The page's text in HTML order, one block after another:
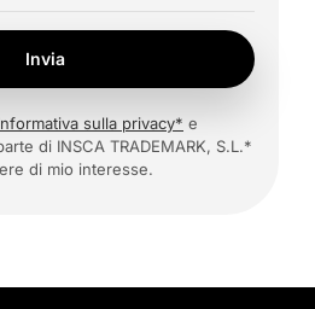
Invia
sulla privacy* e
di INSCA TRADEMARK, S.L.*
di mio interesse.